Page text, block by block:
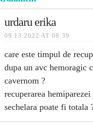
urdaru erika
09.13.2022 AT 08:39
care este timpul de
dupa un avc hemoragic
cavernom ?
recuperarea hemiparezei
sechelara poate fi totala